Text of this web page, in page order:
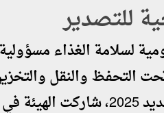
للتصدير
لسلامة الغذاء
التحفظ والنقل
بداية العام الميلادي الجديد